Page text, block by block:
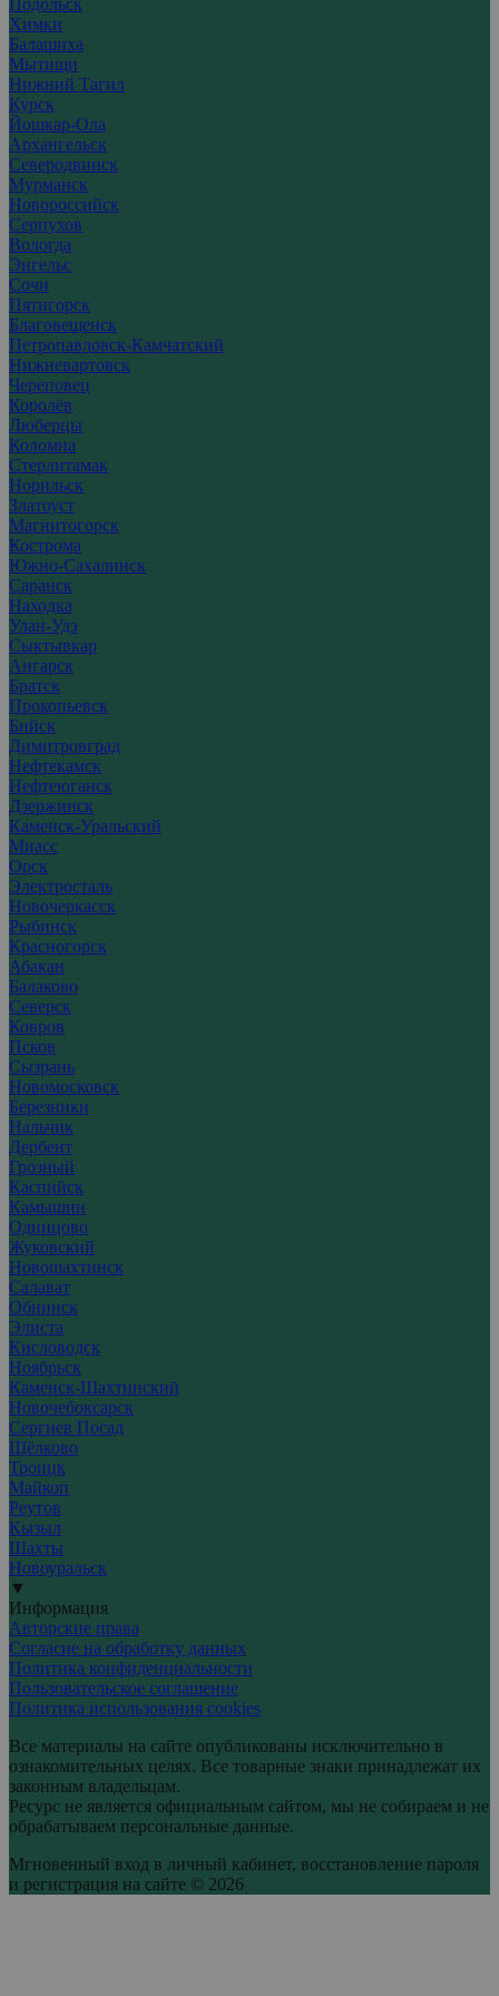
Подольск
Химки
Балашиха
Мытищи
Нижний Тагил
Курск
Йошкар-Ола
Архангельск
Северодвинск
Мурманск
Новороссийск
Серпухов
Вологда
Энгельс
Сочи
Пятигорск
Благовещенск
Петропавловск-Камчатский
Нижневартовск
Череповец
Королёв
Люберцы
Коломна
Стерлитамак
Норильск
Златоуст
Магнитогорск
Кострома
Южно-Сахалинск
Саранск
Находка
Улан-Удэ
Сыктывкар
Ангарск
Братск
Прокопьевск
Бийск
Димитровград
Нефтекамск
Нефтеюганск
Дзержинск
Каменск-Уральский
Миасс
Орск
Электросталь
Новочеркасск
Рыбинск
Красногорск
Абакан
Балаково
Северск
Ковров
Псков
Сызрань
Новомосковск
Березники
Нальчик
Дербент
Грозный
Каспийск
Камышин
Одинцово
Жуковский
Новошахтинск
Салават
Обнинск
Элиста
Кисловодск
Ноябрьск
Каменск-Шахтинский
Новочебоксарск
Сергиев Посад
Щёлково
Троицк
Майкоп
Реутов
Кызыл
Шахты
Новоуральск
▼
Информация
Авторские права
Согласие на обработку данных
Политика конфиденциальности
Пользовательское соглашение
Политика использования cookies
Все материалы на сайте опубликованы исключительно в
ознакомительных целях. Все товарные знаки принадлежат их
законным владельцам.
Ресурс не является официальным сайтом, мы не собираем и не
обрабатываем персональные данные.
Мгновенный вход в личный кабинет, восстановление пароля
и регистрация на сайте © 2026